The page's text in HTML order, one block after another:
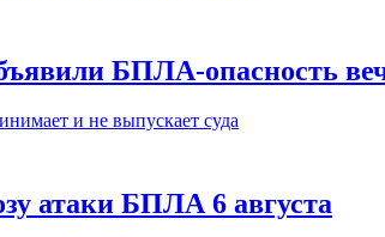
БПЛА-опасность
атаки БПЛА 6 августа